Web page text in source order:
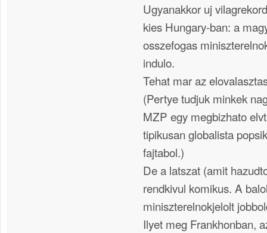
Ugyanakkor uj
kies Hungary-ban: a
osszefogas
indulo.
Tehat mar az
(Pertye tudjuk minkek
MZP egy megbizhato
tipikusan globalista
fajtabol.)
De a latszat (amit
rendkivul komikus. A
miniszterelnokjelolt
Ilyet meg Frankhonban,